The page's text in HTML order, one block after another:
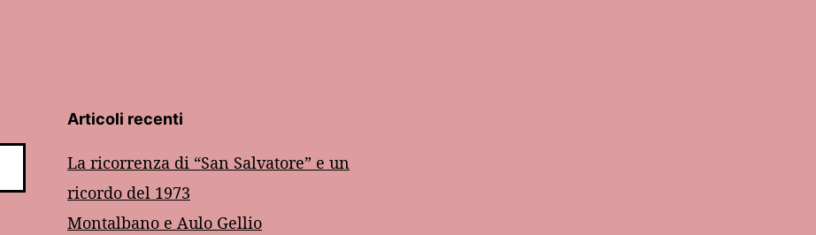
Articoli recenti
La ricorrenza di “San Salvatore” e un
ricordo del 1973
Montalbano e Aulo Gellio